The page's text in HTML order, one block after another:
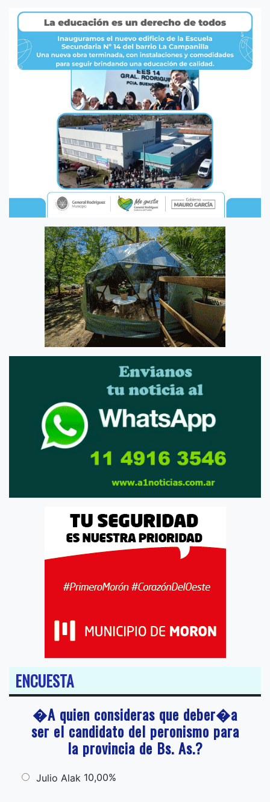
ENCUESTA
�A quien consideras que deber�a
ser el candidato del peronismo para
la provincia de Bs. As.?
Julio Alak 10,00%